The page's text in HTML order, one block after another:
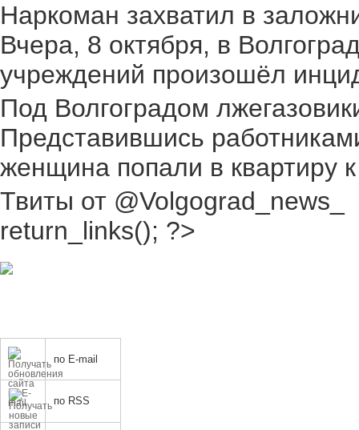
Наркоман захватил в
Вчера, 8 октября, в
учреждений произошёл
Под Волгоградом
Представившись
женщина попали в квартиру
Твиты от @Volgograd_news_
return_links(); ?>
по E-mail
по RSS